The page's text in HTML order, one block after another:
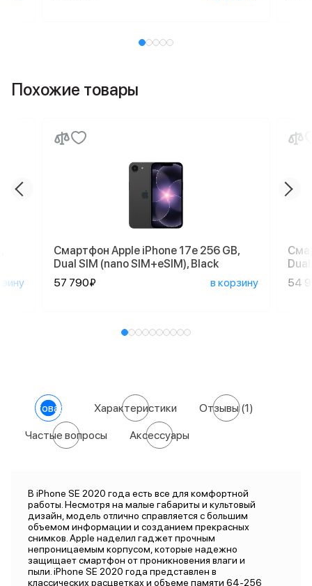
Похожие товары
Смартфон Apple iPhone 17e 256 GB,
Dual SIM (nano SIM+eSIM), Black
57 790₽
в корзину
54
О товаре Характеристики Отзывы(1)
Частые вопросы Аксессуары
В iPhone SE 2020 года есть все для комфортной
работы. Несмотря на малые габариты и культовый
дизайн, модель отлично справляется с большим
объемом информации и созданием прекрасных
снимков. Apple наделил гаджет прочным
непроницаемым корпусом, которые надежно
защищает смартфон от проникновения влаги и
пыли. iPhone SE 2020 года представлен в
классических расцветках и объеме памяти 64-256